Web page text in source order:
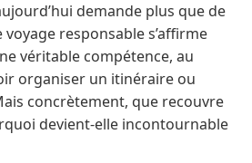
demande plus que de
responsable s’affirme
véritable compétence, au
organiser un itinéraire ou
concrètement, que recouvre
devient-elle incontournable